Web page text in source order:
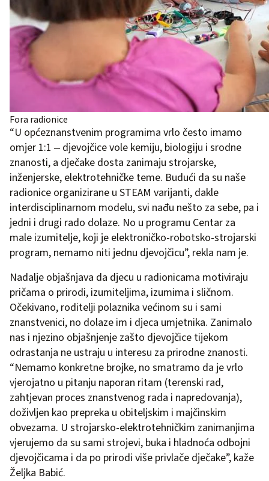
Fora radionice
“U općeznanstvenim programima vrlo često imamo
omjer 1:1 ‒ djevojčice vole kemiju, biologiju i srodne
znanosti, a dječake dosta zanimaju strojarske,
inženjerske, elektrotehničke teme. Budući da su naše
radionice organizirane u STEAM varijanti, dakle
interdisciplinarnom modelu, svi nađu nešto za sebe, pa i
jedni i drugi rado dolaze. No u programu Centar za
male izumitelje, koji je elektroničko-robotsko-strojarski
program, nemamo niti jednu djevojčicu”, rekla nam je.
Nadalje objašnjava da djecu u radionicama motiviraju
pričama o prirodi, izumiteljima, izumima i sličnom.
Očekivano, roditelji polaznika većinom su i sami
znanstvenici, no dolaze im i djeca umjetnika. Zanimalo
nas i njezino objašnjenje zašto djevojčice tijekom
odrastanja ne ustraju u interesu za prirodne znanosti.
“Nemamo konkretne brojke, no smatramo da je vrlo
vjerojatno u pitanju naporan ritam (terenski rad,
zahtjevan proces znanstvenog rada i napredovanja),
doživljen kao prepreka u obiteljskim i majčinskim
obvezama. U strojarsko-elektrotehničkim zanimanjima
vjerujemo da su sami strojevi, buka i hladnoća odbojni
djevojčicama i da po prirodi više privlače dječake”, kaže
Željka Babić.